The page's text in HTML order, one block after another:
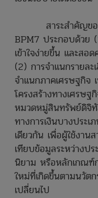
สาระสำคัญของ
BPM7 ประกอบด้วย
เข้าใจง่ายขึ้น และส
(2) การจำแนกรายล
จำแนกภาคเศรษฐกิจ
โครงสร้างทางเศรษ
หมวดหมู่สินทรัพย์ดิจิทั
ทางการเงินบางประเ
เดียวกัน เพื่อผู้ใช้งาน
เทียบข้อมูลระหว่างป
นิยาม หรือหลักเกณฑ์
ใหม่ที่เกิดขึ้นตามนวัต
เปลี่ยนไป